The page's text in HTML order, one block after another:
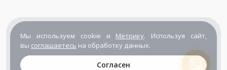
Мы используем cookie и Метрику. Используя сайт,
вы соглашаетесь на обработку данных.
Согласен